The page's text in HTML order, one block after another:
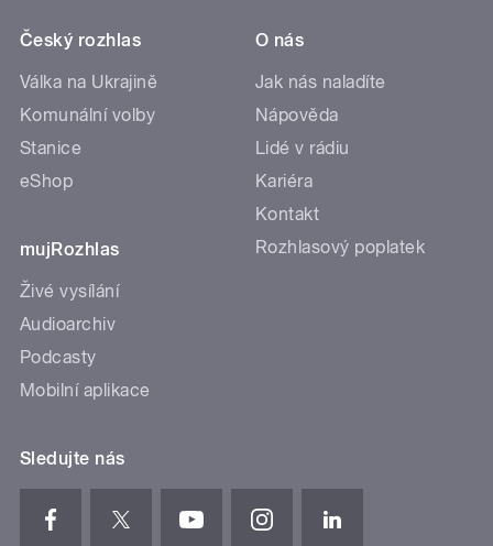
Český rozhlas
Válka na Ukrajině
Komunální volby
Stanice
eShop
mujRozhlas
Živé vysílání
Audioarchiv
Podcasty
Mobilní aplikace
O nás
Jak nás naladíte
Nápověda
Lidé v rádiu
Kariéra
Kontakt
Rozhlasový poplatek
Sledujte nás